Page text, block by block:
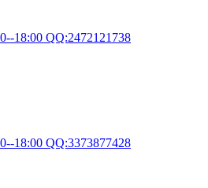
18:00 QQ:2472121738
18:00 QQ:3373877428